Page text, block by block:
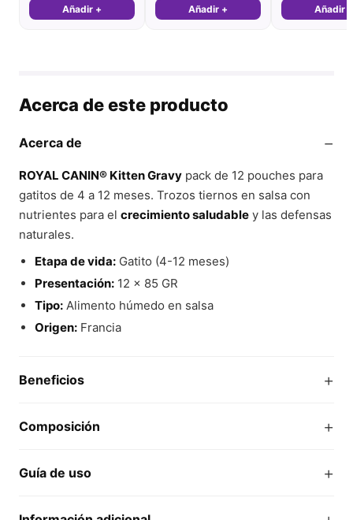
Añadir + Añadir + Añadir +
Acerca de este producto
Acerca de −
ROYAL CANIN® Kitten Gravy pack de 12 pouches para
gatitos de 4 a 12 meses. Trozos tiernos en salsa con
nutrientes para el crecimiento saludable y las defensas
naturales.
Etapa de vida:Gatito (4-12 meses)
Presentación:12 x 85 GR
Tipo:Alimento húmedo en salsa
Origen:Francia
Beneficios +
Composición +
Guía de uso +